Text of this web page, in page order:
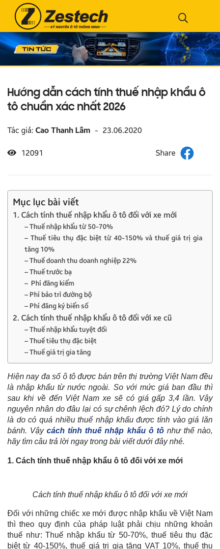
Hướng dẫn cách tính thuế nhập khẩu ô
tô chuẩn xác nhất 2026
Tác giả: Cao Thanh Lâm - 23.06.2020
12091
Mục lục bài viết
1. Cách tính thuế nhập khẩu ô tô đối với xe mới
– Thuế nhập khẩu từ 50-70%
– Thuế tiêu thụ đặc biệt từ 40-150% và thuế giá trị gia
tăng 10%
– Thuế doanh thu doanh nghiệp 22%
– Thuế trước bạ
– Phí đăng kiểm
– Phí bảo trì đường bộ
– Phí đăng ký biển số
2. Cách tính thuế nhập khẩu ô tô đối với xe cũ
– Thuế nhập khẩu tuyệt đối
– Thuế tiêu thụ đặc biệt
– Thuế giá trị gia tăng
Hiện nay đa số ô tô được bán trên thị trường Việt Nam đều
là nhập khẩu từ nước ngoài. So với mức giá ban đầu thì
sau khi về đến Việt Nam xe sẽ có giá gấp 3,4 lần. Vậy
nguyên nhân do đâu lại có sự chênh lệch đó? Lý do chính
là do có quá nhiều thuế nhập khẩu được tính vào giá lăn
bánh. Vậycách tính thuế nhập khẩu ô tônhư thế nào,
hãy tìm câu trả lời ngay trong bài viết dưới đây nhé.
1. Cách tính thuế nhập khẩu ô tô đối với xe mới
Cách tính thuế nhập khẩu ô tô đối với xe mới
Đối với những chiếc xe mới được nhập khẩu về Việt Nam
thì theo quy định của pháp luật phải chịu những khoản
thuế như: Thuế nhập khẩu từ 50-70%, thuế tiêu thụ đặc
biệt từ 40-150%, thuế giá trị gia tăng VAT 10%, thuế thu